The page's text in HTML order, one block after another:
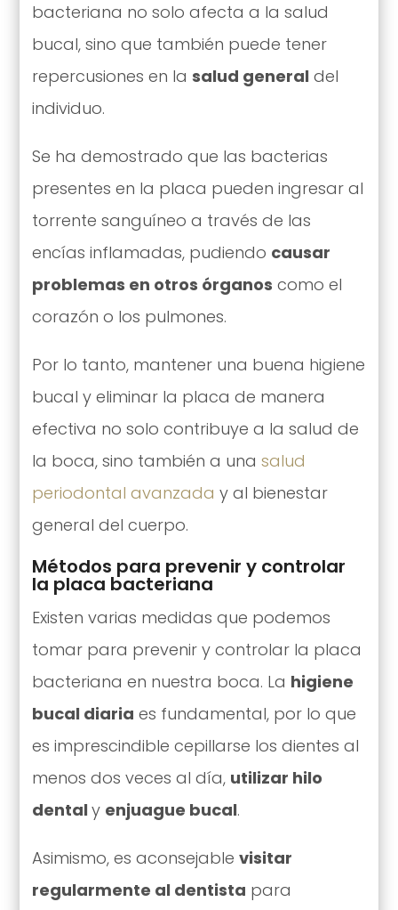
bacteriana no solo afecta a la salud
bucal, sino que también puede tener
repercusiones en la salud general del
individuo.
Se ha demostrado que las bacterias
presentes en la placa pueden ingresar al
torrente sanguíneo a través de las
encías inflamadas, pudiendo causar
problemas en otros órganos como el
corazón o los pulmones.
Por lo tanto, mantener una buena higiene
bucal y eliminar la placa de manera
efectiva no solo contribuye a la salud de
la boca, sino también a una salud
periodontal avanzada y al bienestar
general del cuerpo.
Métodos para prevenir y controlar
la placa bacteriana
Existen varias medidas que podemos
tomar para prevenir y controlar la placa
bacteriana en nuestra boca. La higiene
bucal diaria es fundamental, por lo que
es imprescindible cepillarse los dientes al
menos dos veces al día, utilizar hilo
dental y enjuague bucal.
Asimismo, es aconsejable visitar
regularmente al dentista para